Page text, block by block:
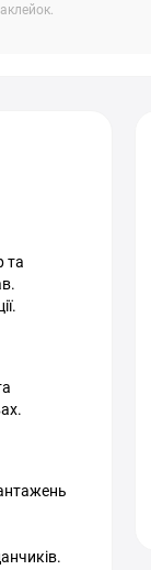
та